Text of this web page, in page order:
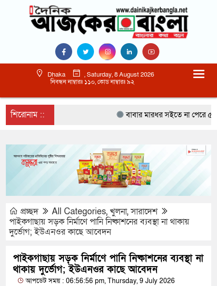
Dhaka
, Saturday, 8 August 2026
নিবন্ধন নাম্বারঃ ১১০, কোড নাম্বারঃ ৯২
শিরোনাম :: বাবার মারধর সইতে না পেরে ৫০০
প্রচ্ছদ All Categories, খুলনা,সারাদেশ
পাইকগাছায় সড়ক নির্মাণে পানি নিষ্কাশনের ব্যবস্থা না থাকায়
দুর্ভোগ; ইউএনওর কাছে আবেদন
পাইকগাছায় সড়ক নির্মাণে পানি নিষ্কাশনের ব্যবস্থা না
থাকায় দুর্ভোগ; ইউএনওর কাছে আবেদন
আপডেট সময় : 06:56:56 pm, Thursday, 9 July 2026